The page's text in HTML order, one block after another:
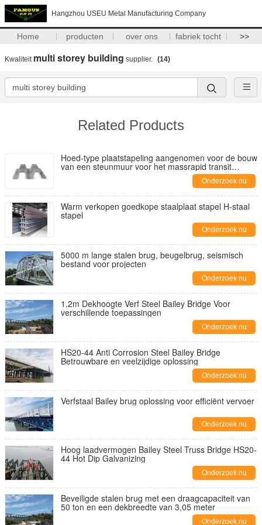
Hangzhou USEU Metal Manufacturing Company
Home producten over ons fabriek tocht >>
Kwaliteit multi storey building supplier. (14)
Related Products
Hoed-type plaatstapeling aangenomen voor de bouw
van een steunmuur voor het massrapid transit
Onderzoek nu
Warm verkopen goedkope staalplaat stapel H-staal
stapel
Onderzoek nu
5000 m lange stalen brug, beugelbrug, seismisch
bestand voor projecten
Onderzoek nu
1.2m Dekhoogte Verf Steel Bailey Bridge Voor
verschillende toepassingen
Onderzoek nu
HS20-44 Anti Corrosion Steel Bailey Bridge
Betrouwbare en veelzijdige oplossing
Onderzoek nu
Verfstaal Bailey brug oplossing voor efficiënt vervoer
Onderzoek nu
Hoog laadvermogen Bailey Steel Truss Bridge HS20-
44 Hot Dip Galvanizing
Onderzoek nu
Beveiligde stalen brug met een draagcapaciteit van
50 ton en een dekbreedte van 3,05 meter
Onderzoek nu